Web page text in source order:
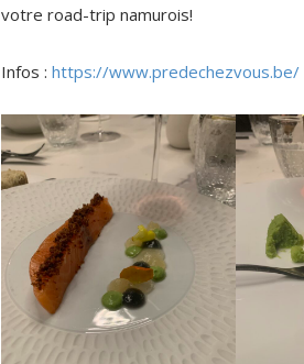
votre road-trip namurois!
Infos : https://www.predechezvous.be/